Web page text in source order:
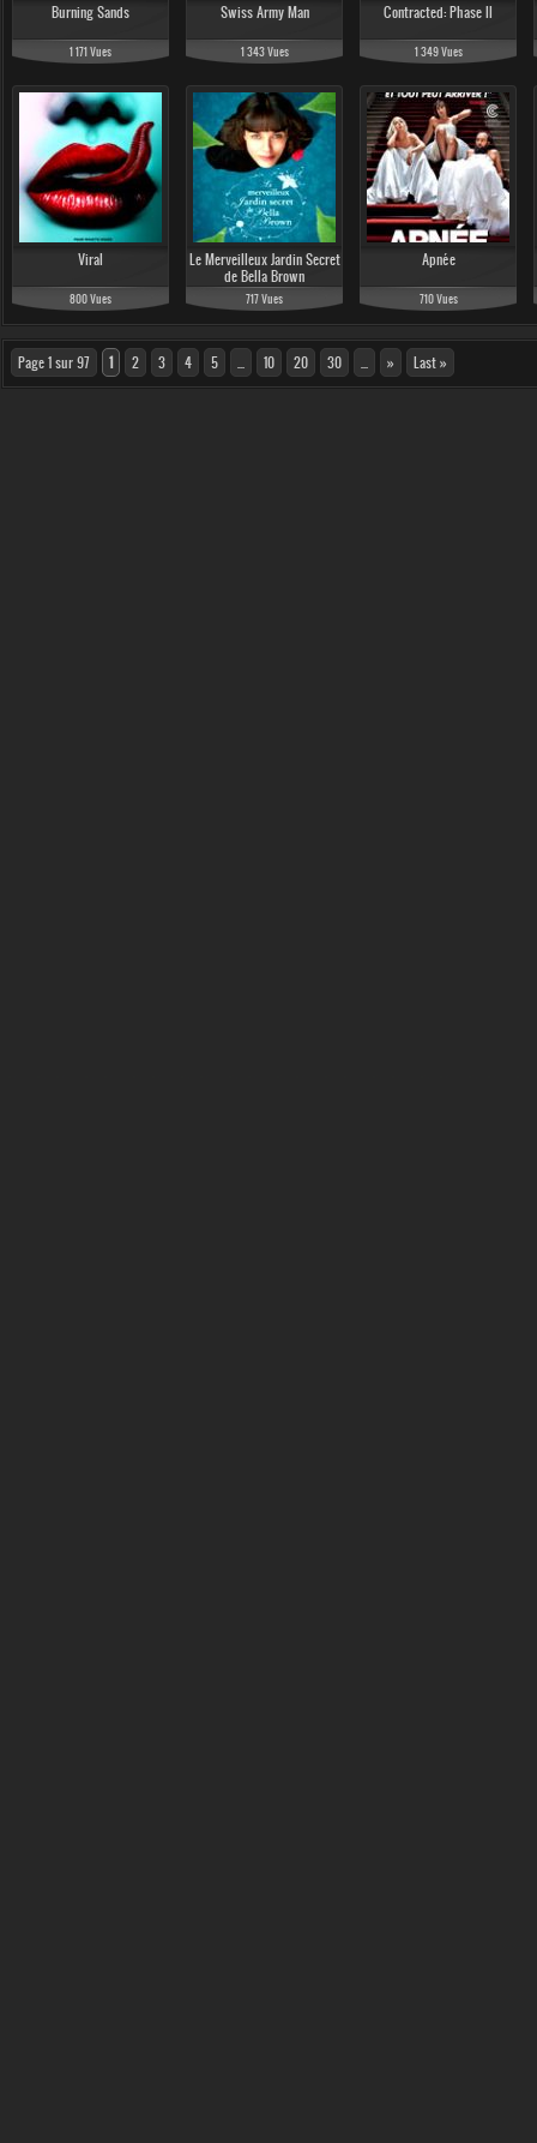
Burning Sands
1 171 Vues
Swiss Army Man
1 343 Vues
Contracted: Phase II
1 349 Vues
Viral
800 Vues
Le Merveilleux Jardin Secret
de Bella Brown
717 Vues
Apnée
710 Vues
Page 1 sur 97 1 2 3 4 5 10 20 30 » Last »